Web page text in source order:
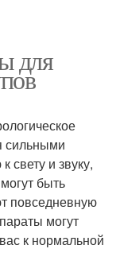
для
сильными
свету и звуку,
быть
повседневную
могут
к нормальной